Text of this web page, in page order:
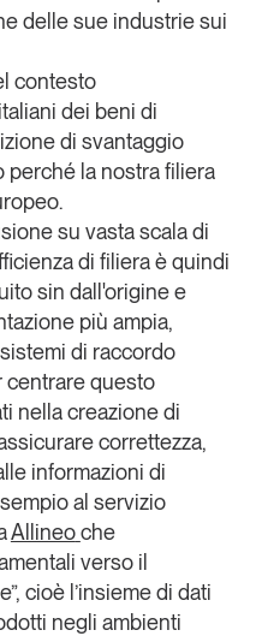
delle sue industrie sui
contesto
dei beni di
di svantaggio
perché la nostra filiera
su vasta scala di
di filiera è quindi
sin dall'origine e
più ampia,
di raccordo
centrare questo
nella creazione di
correttezza,
informazioni di
al servizio
Allineoche
verso il
”, cioè l’insieme di dati
negli ambienti